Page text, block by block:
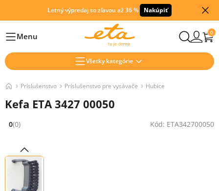
Letný výpredaj so zľavou až 36 % Nakúpiť
HlavníMenu 0
Všetky kategórie
Príslušenstvo Príslušenstvo pre vysávače Hubice
Kefa ETA 3427 00050
Hodnocení: 0 z 5 (0 recenzí)
0(0) Kód: ETA342700050